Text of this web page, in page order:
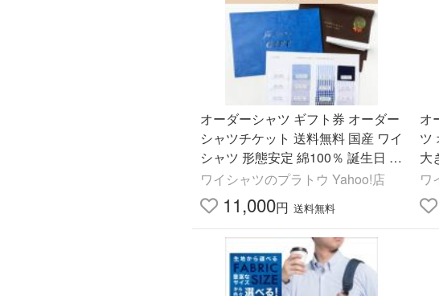
オーダーシャツ ギフト券 オーダー
シャツチケット 送料無料 国産 ワイ
シャツ 形態安定 綿100％ 誕生日 父
の日 敬老の日 送別会 入社祝い 成
人式 P90PLG001
ワイシャツのプラトウ Yahoo!店
11,000円 送料無料
オ
ツ
大
ー
ウ
ワ